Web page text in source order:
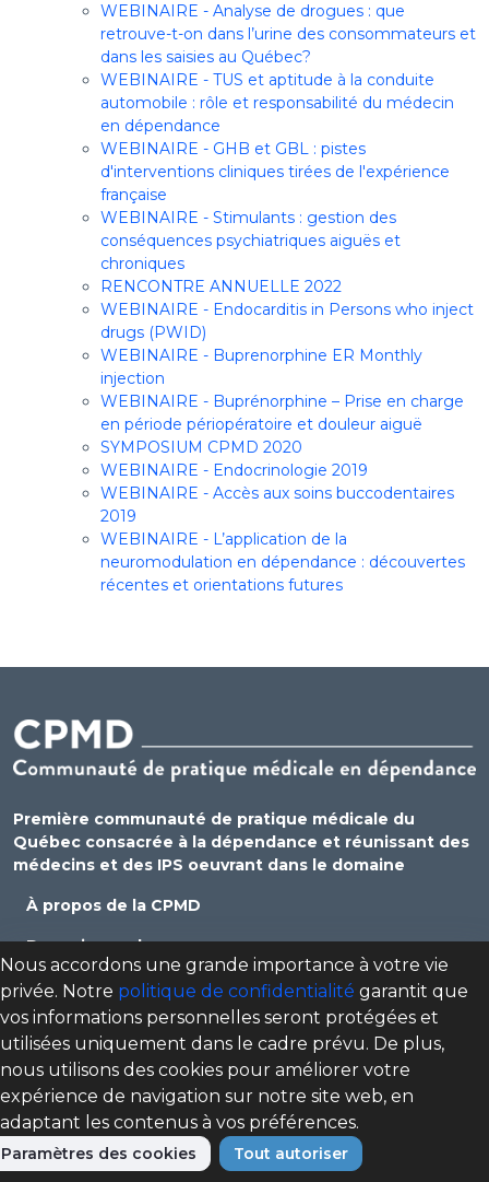
WEBINAIRE - Analyse de drogues : que
retrouve-t-on dans l’urine des consommateurs et
dans les saisies au Québec?
WEBINAIRE - TUS et aptitude à la conduite
automobile : rôle et responsabilité du médecin
en dépendance
WEBINAIRE - GHB et GBL : pistes
d'interventions cliniques tirées de l'expérience
française
WEBINAIRE - Stimulants : gestion des
conséquences psychiatriques aiguës et
chroniques
RENCONTRE ANNUELLE 2022
WEBINAIRE - Endocarditis in Persons who inject
drugs (PWID)
WEBINAIRE - Buprenorphine ER Monthly
injection
WEBINAIRE - Buprénorphine – Prise en charge
en période périopératoire et douleur aiguë
SYMPOSIUM CPMD 2020
WEBINAIRE - Endocrinologie 2019
WEBINAIRE - Accès aux soins buccodentaires
2019
WEBINAIRE - L’application de la
neuromodulation en dépendance : découvertes
récentes et orientations futures
Première communauté de pratique médicale du
Québec consacrée à la dépendance et réunissant des
médecins et des IPS oeuvrant dans le domaine
À propos de la CPMD
Devenir membre
Se connecter
Nous joindre
Politique de confidentialité
Direction des programmes santé mentale, dépendance
et itinérance (DPSMDI) de Santé Québec Centre-Sud-de-
l'Île-de-Montréal – Universitaire
Nous accordons une grande importance à votre vie
privée. Notre politique de confidentialité garantit que
vos informations personnelles seront protégées et
utilisées uniquement dans le cadre prévu. De plus,
nous utilisons des cookies pour améliorer votre
expérience de navigation sur notre site web, en
adaptant les contenus à vos préférences.
Paramètres des cookies Tout autoriser